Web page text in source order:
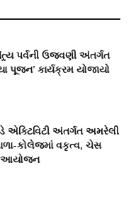
પર્વની ઉજવણી અંતર્ગત
પૂજન’ કાર્યક્રમ યોજાયો
એક્ટિવિટી અંતર્ગત અમરેલી
કોલેજમાં વકૃત્વ, ચેસ
આયોજન